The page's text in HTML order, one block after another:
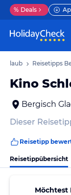
% Deals
Urlaub Reisetipps
Kino
Bergisch
Dieser
Reisetipp
Reisetippübersicht
Möchtest